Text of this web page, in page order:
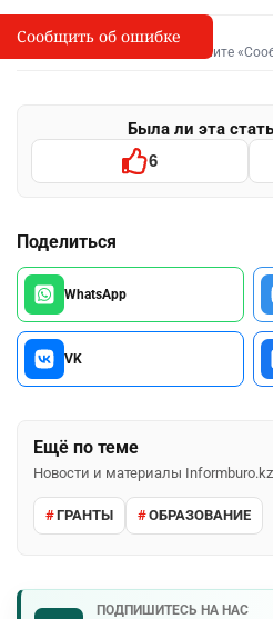
I
Сообщить об опечатке
Выделите фрагмент и нажмите
Была ли эта
6
Поделиться
WhatsApp
VK
Ещё по теме
Новости и материалы
ГРАНТЫ ОБРАЗОВАНИЕ
ПОДПИШИТЕСЬ НА НАС
Сообщить об ошибке